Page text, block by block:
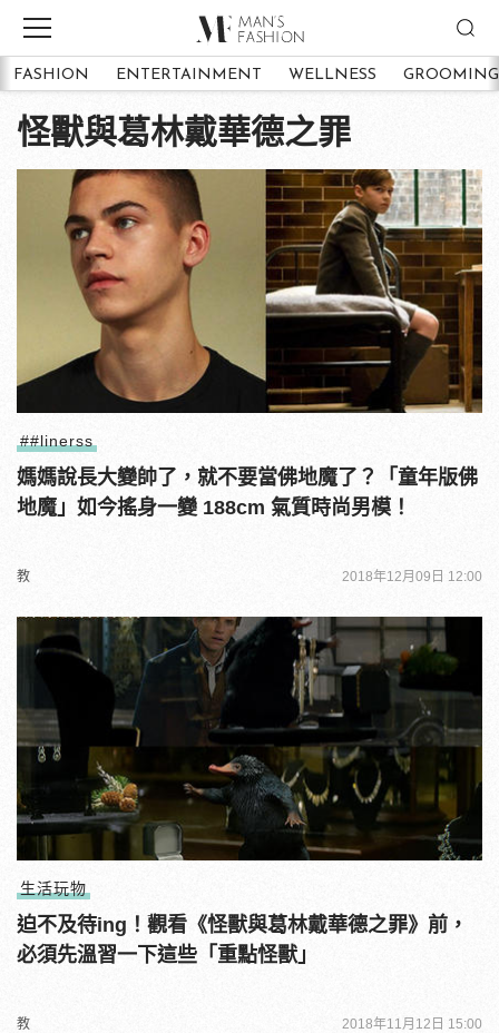
FASHION ENTERTAINMENT WELLNESS GROOMING
怪獸與葛林戴華德之罪
##linerss
媽媽說長大變帥了，就不要當佛地魔了？「童年版佛
地魔」如今搖身一變 188cm 氣質時尚男模！
教 2018年12月09日 12:00
生活玩物
迫不及待ing！觀看《怪獸與葛林戴華德之罪》前，
必須先溫習一下這些「重點怪獸」
教 2018年11月12日 15:00